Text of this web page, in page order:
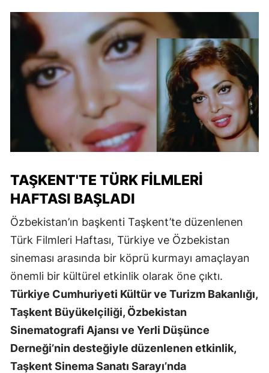
TAŞKENT'TE TÜRK FILMLERI
HAFTASI BAŞLADI
Özbekistan’ın başkenti Taşkent’te düzenlenen
Türk Filmleri Haftası, Türkiye ve Özbekistan
sineması arasında bir köprü kurmayı amaçlayan
önemli bir kültürel etkinlik olarak öne çıktı.
Türkiye Cumhuriyeti Kültür ve Turizm Bakanlığı,
Taşkent Büyükelçiliği, Özbekistan
Sinematografi Ajansı ve Yerli Düşünce
Derneği’nin desteğiyle düzenlenen etkinlik,
Taşkent Sinema Sanatı Sarayı’nda